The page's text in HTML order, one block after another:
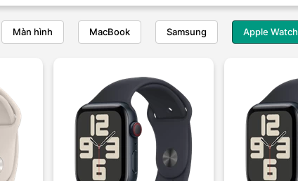
Màn hình MacBook Samsung Apple Watch